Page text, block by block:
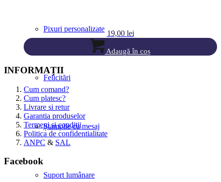
Pixuri personalizate
Felicitări
Ștampile cu mesaj
Suport lumânare
19,00 lei
Adaugă în coș
INFORMAȚII
Cum comand?
Cum platesc?
Livrare si retur
Garantia produselor
Termeni si conditii
Politica de confidentialitate
ANPC & SAL
Facebook